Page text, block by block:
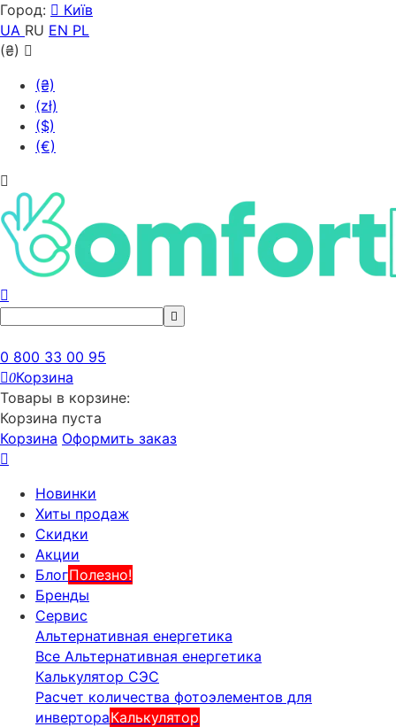
Город:
Київ
UA RU EN PL
(₴)
(₴)
(zł)
($)
(€)
0 800 33 00 95
0Корзина
Товары в корзине:
Корзина пуста
Корзина Оформить заказ
Новинки
Хиты продаж
Скидки
Акции
БлогПолезно!
Бренды
Сервис
Альтернативная енергетика
Все Альтернативная енергетика
Калькулятор СЭС
Расчет количества фотоэлементов для
инвертораКалькулятор